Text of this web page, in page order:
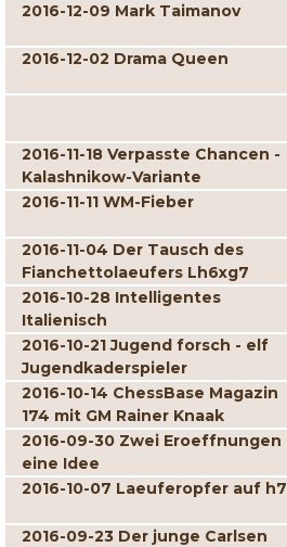
2016-12-09 Mark Taimanov
2016-12-02 Drama Queen
2016-11-18 Verpasste Chancen -
Kalashnikow-Variante
2016-11-11 WM-Fieber
2016-11-04 Der Tausch des
Fianchettolaeufers Lh6xg7
2016-10-28 Intelligentes
Italienisch
2016-10-21 Jugend forsch - elf
Jugendkaderspieler
2016-10-14 ChessBase Magazin
174 mit GM Rainer Knaak
2016-09-30 Zwei Eroeffnungen
eine Idee
2016-10-07 Laeuferopfer auf h7
2016-09-23 Der junge Carlsen